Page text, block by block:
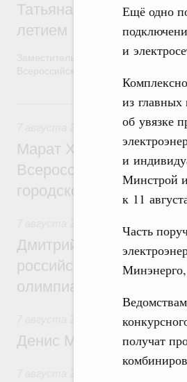
Ещё одно
и
из главных
об увязке
и
Минстрой
к 11
Часть
получат
Татьяна Голикова
летием
Заместитель Председателя
Экономика
Марат Хуснуллин
Всероссийского
городской среды
Дмитрий Чернышенко
российскую сборную
олимпиаде по
Общие вопросы
Денис Мантуров